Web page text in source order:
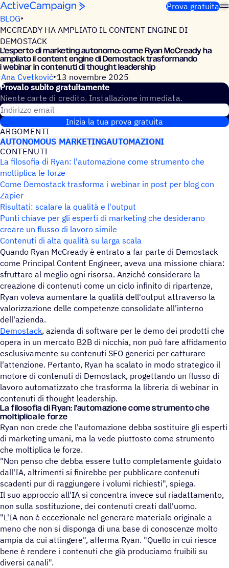
Salta al contenuto
Prova gratuita
BLOG
MCCREADY HA AMPLIATO IL CONTENT ENGINE DI
DEMOSTACK
L’esperto di marke­ting auto­nomo: come Ryan McCready ha
ampliato il content engine di Demo­stack trasfor­mando
i webinar in conte­nuti di thought leadership
Ana Cvetković 13 novembre 2025
Provalo subito gratuitamente
Niente carte di credito. Installazione immediata.
Indirizzo email
Inizia la tua prova gratuita
ARGO­MENTI
AUTONOMOUS MARKETINGAUTOMAZIONI
CONTE­NUTI
La filosofia di Ryan: l'automazione come strumento che
moltiplica le forze
Come Demostack trasforma i webinar in post per blog con
Zapier
Risultati: scalare la qualità e l'output
Punti chiave per gli esperti di marketing che desiderano
creare un flusso di lavoro simile
Contenuti di alta qualità su larga scala
Quando Ryan McCready è entrato a far parte di Demostack
come Principal Content Engineer, aveva una missione chiara:
sfruttare al meglio ogni risorsa. Anziché considerare la
creazione di contenuti come un ciclo infinito di ripartenze,
Ryan voleva aumentare la qualità dell'output attraverso la
valorizzazione delle competenze consolidate all'interno
dell'azienda.
Demostack, azienda di software per le demo dei prodotti che
opera in un mercato B2B di nicchia, non può fare affidamento
esclusivamente su contenuti SEO generici per catturare
l'attenzione. Pertanto, Ryan ha scalato in modo strategico il
motore di contenuti di Demostack, progettando un flusso di
lavoro automatizzato che trasforma la libreria di webinar in
contenuti di thought leadership.
La filo­so­fia di Ryan: l’au­to­ma­zione come stru­mento che
molti­plica le forze
Ryan non crede che l'automazione debba sostituire gli esperti
di marketing umani, ma la vede piuttosto come strumento
che moltiplica le forze.
"Non penso che debba essere tutto completamente guidato
dall'IA, altrimenti si finirebbe per pubblicare contenuti
scadenti pur di raggiungere i volumi richiesti", spiega.
Il suo approccio all'IA si concentra invece sul riadattamento,
non sulla sostituzione, dei contenuti creati dall'uomo.
"L'IA non è eccezionale nel generare materiale originale a
meno che non si disponga di una base di conoscenze molto
ampia da cui attingere", afferma Ryan. "Quello in cui riesce
bene è rendere i contenuti che già produciamo fruibili su
diversi canali".